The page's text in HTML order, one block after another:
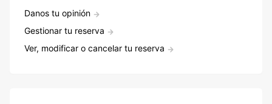
Danos tu opinión
Gestionar tu reserva
Ver, modificar o cancelar tu reserva